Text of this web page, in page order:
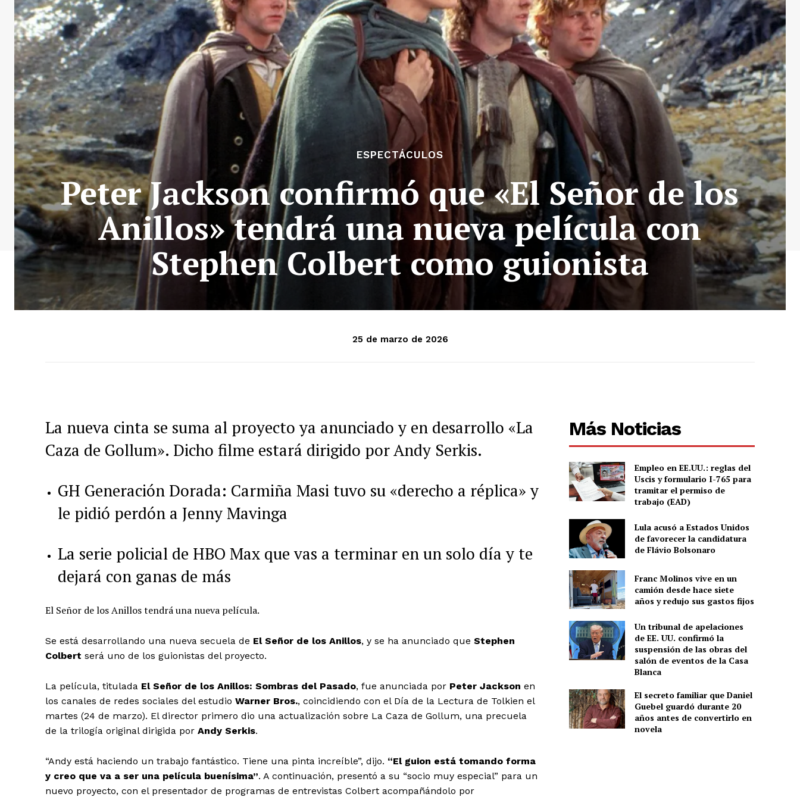
ESPECTÁCULOS
Peter Jackson confirmó que «El Señor de los
Anillos» tendrá una nueva película con
Stephen Colbert como guionista
25 de marzo de 2026
La nueva cinta se suma al proyecto ya anunciado y en desarrollo «La
Caza de Gollum». Dicho filme estará dirigido por Andy Serkis.
GH Generación Dorada: Carmiña Masi tuvo su «derecho a réplica» y
le pidió perdón a Jenny Mavinga
La serie policial de HBO Max que vas a terminar en un solo día y te
dejará con ganas de más
El Señor de los Anillos tendrá una nueva película.
Se está desarrollando una nueva secuela de El Señor de los Anillos, y se ha anunciado que Stephen
Colbert será uno de los guionistas del proyecto.
La película, titulada El Señor de los Anillos: Sombras del Pasado, fue anunciada por Peter Jackson en
los canales de redes sociales del estudio Warner Bros., coincidiendo con el Día de la Lectura de Tolkien el
martes (24 de marzo). El director primero dio una actualización sobre La Caza de Gollum, una precuela
de la trilogía original dirigida por Andy Serkis.
“Andy está haciendo un trabajo fantástico. Tiene una pinta increíble”, dijo. “El guion está tomando forma
y creo que va a ser una película buenísima”. A continuación, presentó a su “socio muy especial” para un
nuevo proyecto, con el presentador de programas de entrevistas Colbert acompañándolo por
Más Noticias
Empleo en EE.UU.: reglas del
Uscis y formulario I-765 para
tramitar el permiso de
trabajo (EAD)
Lula acusó a Estados Unidos
de favorecer la candidatura
de Flávio Bolsonaro
Franc Molinos vive en un
camión desde hace siete
años y redujo sus gastos fijos
Un tribunal de apelaciones
de EE. UU. confirmó la
suspensión de las obras del
salón de eventos de la Casa
Blanca
El secreto familiar que Daniel
Guebel guardó durante 20
años antes de convertirlo en
novela